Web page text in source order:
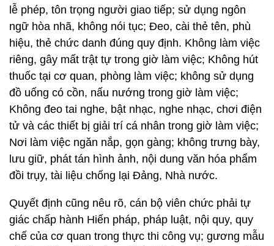
lễ phép, tôn trọng người giao tiếp; sử dụng ngôn
ngữ hòa nhã, không nói tục; Đeo, cài thẻ tên, phù
hiệu, thẻ chức danh đúng quy định. Không làm việc
riêng, gây mất trật tự trong giờ làm việc; Không hút
thuốc tại cơ quan, phòng làm việc; không sử dụng
đồ uống có cồn, nấu nướng trong giờ làm việc;
Không đeo tai nghe, bật nhạc, nghe nhạc, chơi điện
tử và các thiết bị giải trí cá nhân trong giờ làm việc;
Nơi làm việc ngăn nắp, gọn gàng; không trưng bày,
lưu giữ, phát tán hình ảnh, nội dung văn hóa phẩm
đồi trụy, tài liệu chống lại Đảng, Nhà nước.
Quyết định cũng nêu rõ, cán bộ viên chức phải tự
giác chấp hành Hiến pháp, pháp luật, nội quy, quy
chế của cơ quan trong thực thi công vụ; gương mẫu